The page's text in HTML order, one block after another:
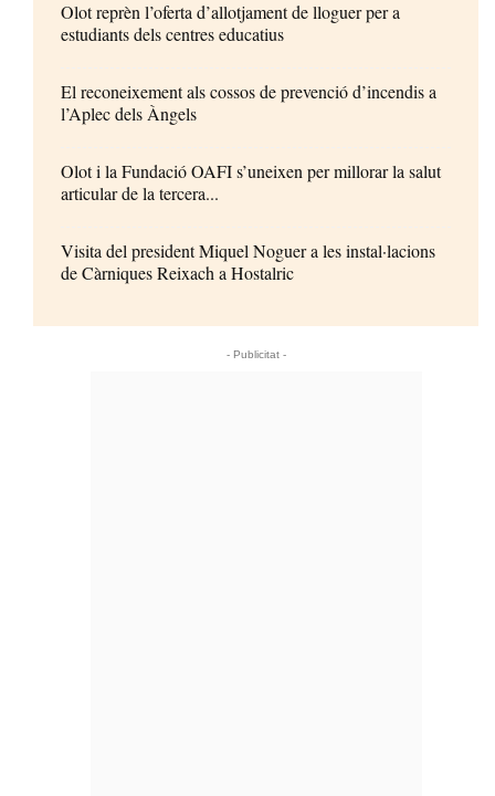
Olot reprèn l’oferta d’allotjament de lloguer per a
estudiants dels centres educatius
El reconeixement als cossos de prevenció d’incendis a
l’Aplec dels Àngels
Olot i la Fundació OAFI s’uneixen per millorar la salut
articular de la tercera...
Visita del president Miquel Noguer a les instal·lacions
de Càrniques Reixach a Hostalric
- Publicitat -